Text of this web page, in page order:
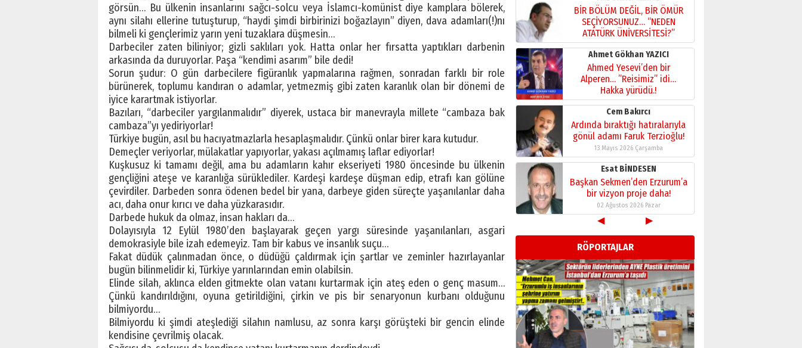
görsün… Bu ülkenin insanlarını sağcı-solcu veya İslamcı-komünist diye kamplara bölerek,
aynı silahı ellerine tutuşturup, “haydi şimdi birbirinizi boğazlayın” diyen, dava adamları(!)nı
bilmeli ki gençlerimiz yarın yeni tuzaklara düşmesin…
Darbeciler zaten biliniyor; gizli saklıları yok. Hatta onlar her fırsatta yaptıkları darbenin
arkasında da duruyorlar. Paşa “kendimi asarım” bile dedi!
Sorun şudur: O gün darbecilere figüranlık yapmalarına rağmen, sonradan farklı bir role
bürünerek, toplumu kandıran o adamlar, yetmezmiş gibi zaten karanlık olan bir dönemi de
iyice karartmak istiyorlar.
Bazıları, “darbeciler yargılanmalıdır” diyerek, ustaca bir manevrayla millete “cambaza bak
cambaza”yı yediriyorlar!
Türkiye bugün, asıl bu hacıyatmazlarla hesaplaşmalıdır. Çünkü onlar birer kara kutudur.
Demeçler veriyorlar, mülakatlar yapıyorlar, yakası açılmamış laflar ediyorlar!
Kuşkusuz ki tamamı değil, ama bu adamların kahır ekseriyeti 1980 öncesinde bu ülkenin
gençliğini ateşe ve karanlığa sürüklediler. Kardeşi kardeşe düşman edip, etrafı kan gölüne
çevirdiler. Darbeden sonra ödenen bedel bir yana, darbeye giden süreçte yaşanılanlar daha
acı, daha onur kırıcı ve daha yüzkarasıdır.
Darbede hukuk da olmaz, insan hakları da…
Dolayısıyla 12 Eylül 1980’den başlayarak geçen yargı süresinde yaşanılanları, asgari
demokrasiyle bile izah edemeyiz. Tam bir kabus ve insanlık suçu…
Fakat düdük çalınmadan önce, o düdüğü çaldırmak için şartlar ve zeminler hazırlayanlar
bugün bilinmelidir ki, Türkiye yarınlarından emin olabilsin.
Elinde silah, aklınca elden gitmekte olan vatanı kurtarmak için ateş eden o genç masum…
Çünkü kandırıldığını, oyuna getirildiğini, çirkin ve pis bir senaryonun kurbanı olduğunu
bilmiyordu…
Bilmiyordu ki şimdi ateşlediği silahın namlusu, az sonra karşı görüşteki bir gencin elinde
kendisine çevrilmiş olacak.
Esat BİNDESEN
Başkan Sekmen’den Erzurum’a
bir vizyon proje daha!
02 Ağustos 2026 Pazar
Kadir SABUNCUOĞLU
Erzurumspor’un köşe taşları
29 Haziran 2026 Pazartesi
Kenan GÜLERCİ
Murat Şahsuvaroğlu ERKON’da
çıtayı yukarı taşırken,
yönetimdekiler aşağı
çekmemeli!
17 Şubat 2026 SalıOrhan BOZKURT
Bir fotoğraf, bir şehir, bir
gazeteci… Dizginler kimin
A. Berhan Yılmaz
BİR BÖLÜM DEĞİL, BİR ÖMÜR
SEÇİYORSUNUZ… “NEDEN
ATATÜRK ÜNİVERSİTESİ?”
28 Temmuz 2026 Salı
Ahmet Gökhan YAZICI
Ahmed Yesevi’den bir
Alperen… ”Reisimiz” idi…
Hakka yürüdü.!
◀ ▶
RÖPORTAJLAR